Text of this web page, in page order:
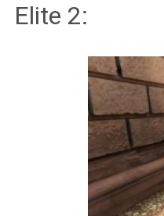
Elite 2: